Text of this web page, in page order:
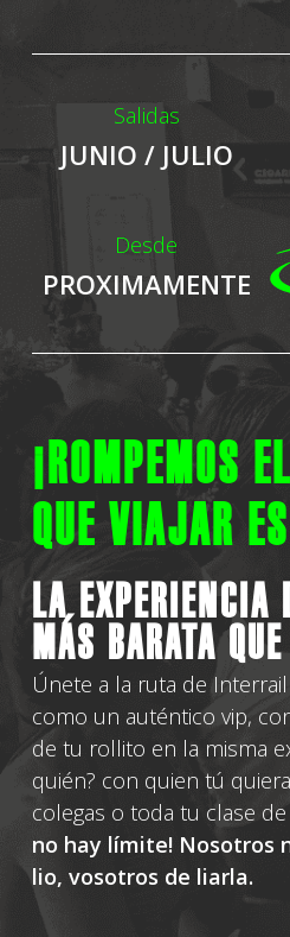
Salidas
JUNIO / JULIO
Desde
PROXIMAMENTE
¡ROMPEMOS
QUE VIAJAR
LA
MÁS BARATA
Únete a la ruta de
como un auténtico vip,
de tu rollito en la misma
quién? con quien tú
colegas o toda tu clase
no hay límite! Nosotros
lio, vosotros de liarla.